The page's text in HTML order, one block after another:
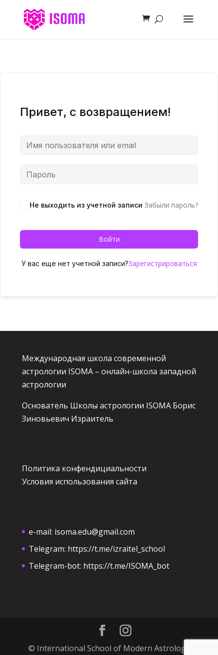
Привет, с возвращением!
Не выходить из учетной записи Забыли пароль?
Войти
У вас еще нет учетной записи?Зарегистрироваться
Международная школа современной
астрологии ISOMA – онлайн-школа западной
астрологии
Основатель Школы астрологии ISOMA Борис
Зиновьевич Израитель
Политика конфендициальности
Условия использования сайта
e-mail: isoma.edu@gmail.com
Telegram: https://t.me/izraitel_school
Telegram-bot: https://t.me/ISOMA_bot
© International School of Modern Astrology